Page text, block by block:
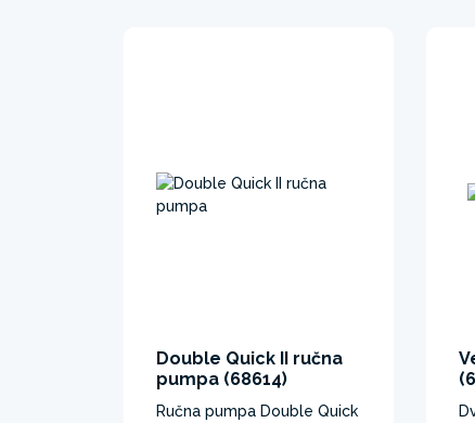
Double Quick II ručna
pumpa (68614)
Ručna pumpa Double Quick